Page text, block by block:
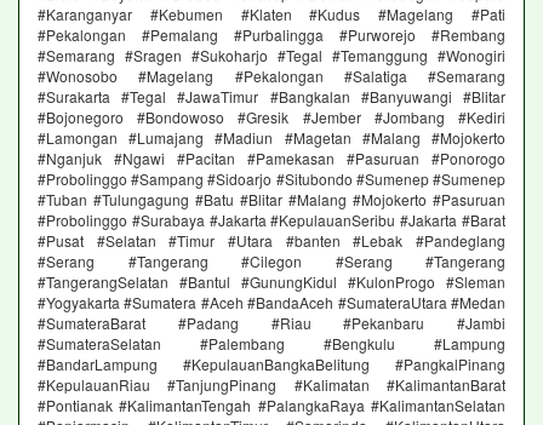
#Karanganyar #Kebumen #Klaten #Kudus #Magelang #Pati
#Pekalongan #Pemalang #Purbalingga #Purworejo #Rembang
#Semarang #Sragen #Sukoharjo #Tegal #Temanggung #Wonogiri
#Wonosobo #Magelang #Pekalongan #Salatiga #Semarang
#Surakarta #Tegal #JawaTimur #Bangkalan #Banyuwangi #Blitar
#Bojonegoro #Bondowoso #Gresik #Jember #Jombang #Kediri
#Lamongan #Lumajang #Madiun #Magetan #Malang #Mojokerto
#Nganjuk #Ngawi #Pacitan #Pamekasan #Pasuruan #Ponorogo
#Probolinggo #Sampang #Sidoarjo #Situbondo #Sumenep #Sumenep
#Tuban #Tulungagung #Batu #Blitar #Malang #Mojokerto #Pasuruan
#Probolinggo #Surabaya #Jakarta #KepulauanSeribu #Jakarta #Barat
#Pusat #Selatan #Timur #Utara #banten #Lebak #Pandeglang
#Serang #Tangerang #Cilegon #Serang #Tangerang
#TangerangSelatan #Bantul #GunungKidul #KulonProgo #Sleman
#Yogyakarta #Sumatera #Aceh #BandaAceh #SumateraUtara #Medan
#SumateraBarat #Padang #Riau #Pekanbaru #Jambi
#SumateraSelatan #Palembang #Bengkulu #Lampung
#BandarLampung #KepulauanBangkaBelitung #PangkalPinang
#KepulauanRiau #TanjungPinang #Kalimatan #KalimantanBarat
#Pontianak #KalimantanTengah #PalangkaRaya #KalimantanSelatan